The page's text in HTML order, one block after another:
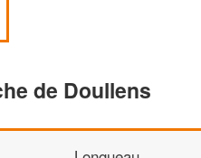
de Doullens